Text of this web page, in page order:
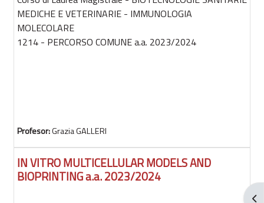
MEDICHE E VETERINARIE - IMMUNOLOGIA
MOLECOLARE
1214 - PERCORSO COMUNE a.a. 2023/2024
Profesor:Grazia GALLERI
IN VITRO MULTICELLULAR MODELS AND
BIOPRINTING a.a. 2023/2024